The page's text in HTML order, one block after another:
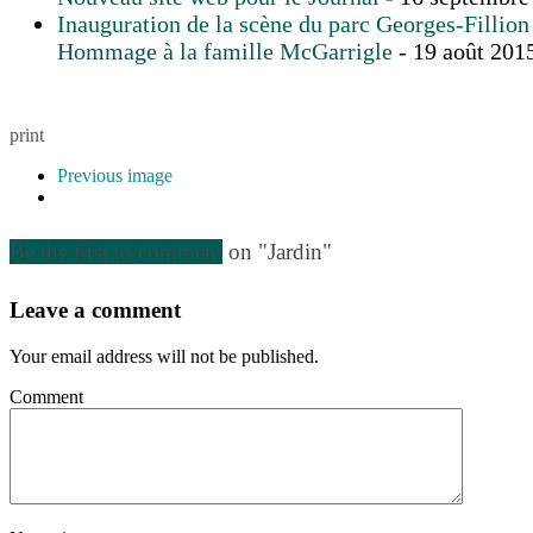
Inauguration de la scène du parc Georges-Fillion
Hommage à la famille McGarrigle - 19 août
print
Previous image
Be the first to comment on "Jardin"
Leave a comment
Your email address will not be published.
Comment